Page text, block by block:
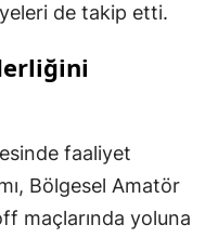
de takip etti.
faaliyet
Bölgesel Amatör
maçlarında yoluna